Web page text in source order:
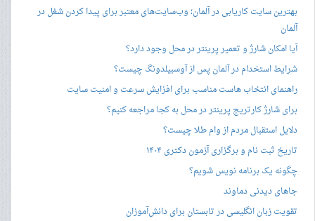
بهترین سایت کاریابی در آلمان؛ وب‌سایت‌های معتبر برای پیدا کردن شغل در
آلمان
آیا امکان شارژ و تعمیر پرینتر در محل وجود دارد؟
شرایط استخدام در آلمان پس از آوسبیلدونگ چیست؟
راهنمای انتخاب هاست مناسب برای افزایش سرعت و امنیت سایت
برای شارژ کارتریج پرینتر در محل به کجا مراجعه کنیم؟
دلایل استقبال مردم از وام طلا چیست؟
تاریخ ثبت نام و برگزاری آزمون دکتری ۱۴۰۴
چگونه یک برنامه نویس شویم؟
جاهای دیدنی دماوند
تقویت زبان انگلیسی در تابستان برای دانش‌آموزان